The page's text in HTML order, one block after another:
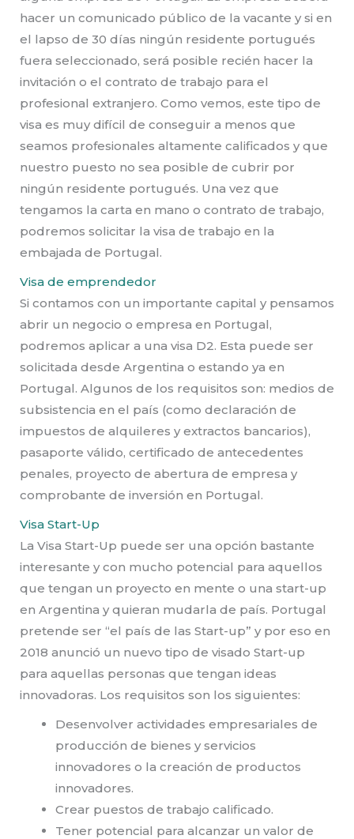
hacer un comunicado público de la vacante y si en
el lapso de 30 días ningún residente portugués
fuera seleccionado, será posible recién hacer la
invitación o el contrato de trabajo para el
profesional extranjero. Como vemos, este tipo de
visa es muy difícil de conseguir a menos que
seamos profesionales altamente calificados y que
nuestro puesto no sea posible de cubrir por
ningún residente portugués. Una vez que
tengamos la carta en mano o contrato de trabajo,
podremos solicitar la visa de trabajo en la
embajada de Portugal.
Visa de emprendedor
Si contamos con un importante capital y pensamos
abrir un negocio o empresa en Portugal,
podremos aplicar a una visa D2. Esta puede ser
solicitada desde Argentina o estando ya en
Portugal. Algunos de los requisitos son: medios de
subsistencia en el país (como declaración de
impuestos de alquileres y extractos bancarios),
pasaporte válido, certificado de antecedentes
penales, proyecto de abertura de empresa y
comprobante de inversión en Portugal.
Visa Start-Up
La Visa Start-Up puede ser una opción bastante
interesante y con mucho potencial para aquellos
que tengan un proyecto en mente o una start-up
en Argentina y quieran mudarla de país. Portugal
pretende ser “el país de las Start-up” y por eso en
2018 anunció un nuevo tipo de visado Start-up
para aquellas personas que tengan ideas
innovadoras. Los requisitos son los siguientes:
Desenvolver actividades empresariales de
producción de bienes y servicios
innovadores o la creación de productos
innovadores.
Crear puestos de trabajo calificado.
Tener potencial para alcanzar un valor de